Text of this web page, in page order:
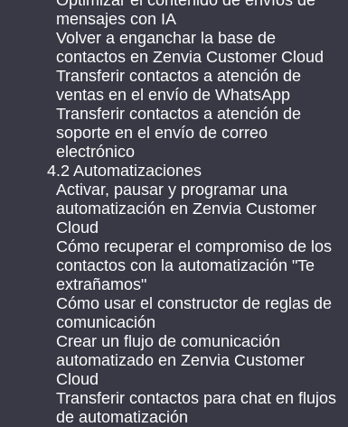
mensajes con IA
Volver a enganchar la base de
contactos en Zenvia Customer Cloud
Transferir contactos a atención de
ventas en el envío de WhatsApp
Transferir contactos a atención de
soporte en el envío de correo
electrónico
4.2 Automatizaciones
Activar, pausar y programar una
automatización en Zenvia Customer
Cloud
Cómo recuperar el compromiso de los
contactos con la automatización "Te
extrañamos"
Cómo usar el constructor de reglas de
comunicación
Crear un flujo de comunicación
automatizado en Zenvia Customer
Cloud
Transferir contactos para chat en flujos
de automatización